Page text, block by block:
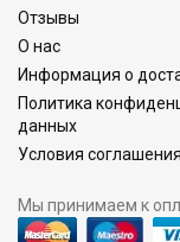
Отзывы
О нас
Информация о
Политика
данных
Условия
Мы принимаем к